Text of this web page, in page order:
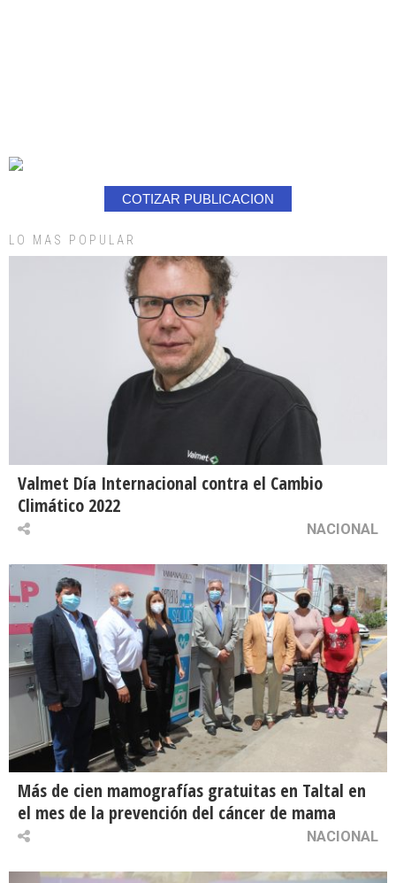
COTIZAR PUBLICACION
LO MAS POPULAR
Valmet Día Internacional contra el Cambio
Climático 2022
NACIONAL
Más de cien mamografías gratuitas en Taltal en
el mes de la prevención del cáncer de mama
NACIONAL